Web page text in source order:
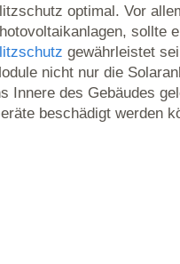
optimal. Vor
sollte
gewährleistet
nicht nur die
Innere des Gebäudes
beschädigt werden